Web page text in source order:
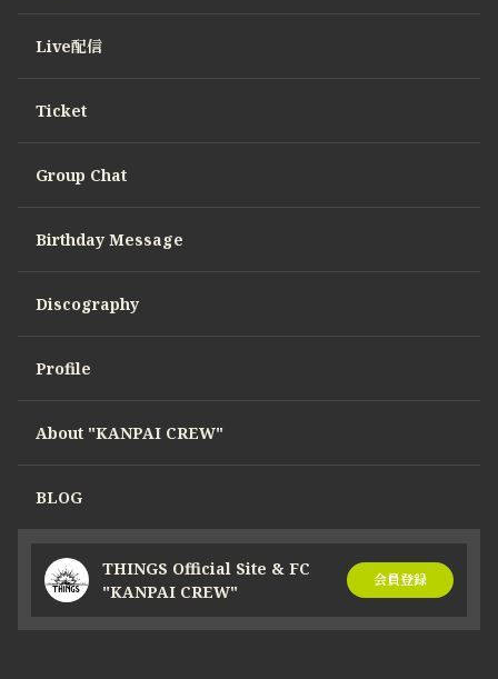
Live配信
Ticket
Group Chat
Birthday Message
Discography
Profile
About "KANPAI CREW"
BLOG
THINGS Official Site & FC
"KANPAI CREW"
会員登録